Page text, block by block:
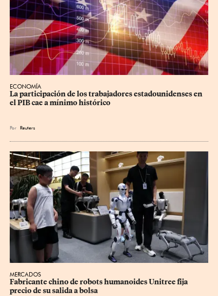
ECONOMÍA
La participación de los trabajadores estadounidenses en
el PIB cae a mínimo histórico
Por Reuters
MERCADOS
Fabricante chino de robots humanoides Unitree fija
precio de su salida a bolsa